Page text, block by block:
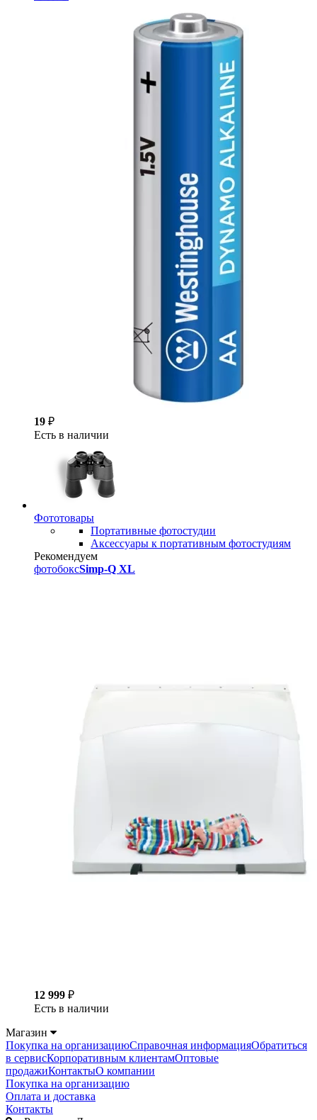
19 ₽
Есть в наличии
Фототовары
Портативные фотостудии
Аксессуары к портативным фотостудиям
Рекомендуем
фотобоксSimp-Q XL
12 999 ₽
Есть в наличии
Магазин
Покупка на организациюСправочная информацияОбратиться
в сервисКорпоративным клиентамОптовые
продажиКонтактыО компании
Покупка на организацию
Оплата и доставка
Контакты